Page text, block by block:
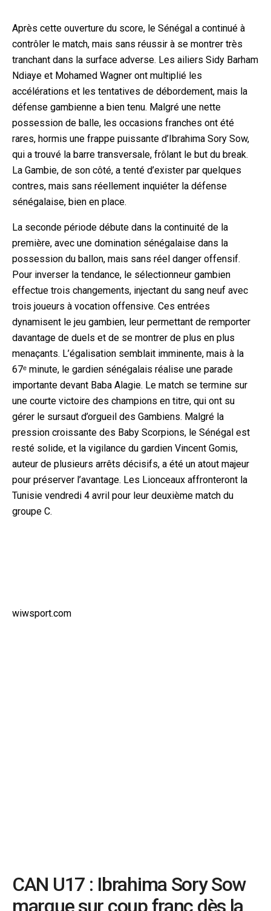
Après cette ouverture du score, le Sénégal a continué à
contrôler le match, mais sans réussir à se montrer très
tranchant dans la surface adverse. Les ailiers Sidy Barham
Ndiaye et Mohamed Wagner ont multiplié les
accélérations et les tentatives de débordement, mais la
défense gambienne a bien tenu. Malgré une nette
possession de balle, les occasions franches ont été
rares, hormis une frappe puissante d’Ibrahima Sory Sow,
qui a trouvé la barre transversale, frôlant le but du break.
La Gambie, de son côté, a tenté d’exister par quelques
contres, mais sans réellement inquiéter la défense
sénégalaise, bien en place.
La seconde période débute dans la continuité de la
première, avec une domination sénégalaise dans la
possession du ballon, mais sans réel danger offensif.
Pour inverser la tendance, le sélectionneur gambien
effectue trois changements, injectant du sang neuf avec
trois joueurs à vocation offensive. Ces entrées
dynamisent le jeu gambien, leur permettant de remporter
davantage de duels et de se montrer de plus en plus
menaçants. L’égalisation semblait imminente, mais à la
67ᵉ minute, le gardien sénégalais réalise une parade
importante devant Baba Alagie. Le match se termine sur
une courte victoire des champions en titre, qui ont su
gérer le sursaut d’orgueil des Gambiens. Malgré la
pression croissante des Baby Scorpions, le Sénégal est
resté solide, et la vigilance du gardien Vincent Gomis,
auteur de plusieurs arrêts décisifs, a été un atout majeur
pour préserver l’avantage. Les Lionceaux affronteront la
Tunisie vendredi 4 avril pour leur deuxième match du
groupe C.
wiwsport.com
CAN U17 : Ibrahima Sory Sow
marque sur coup franc dès la